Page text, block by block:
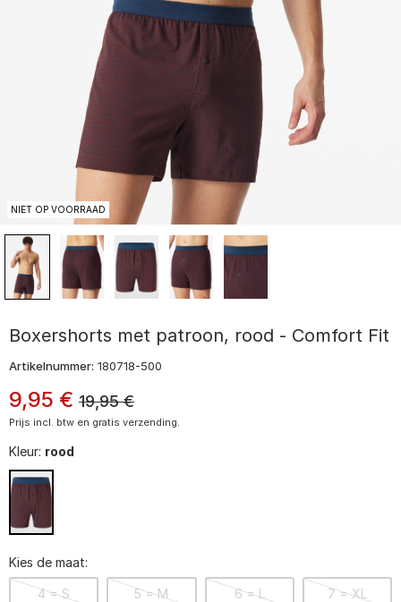
NIET OP VOORRAAD
Boxershorts met patroon, rood - Comfort Fit
Artikelnummer: 180718-500
9,95 € 19,95€
Prijs incl. btw en gratis verzending.
Kleur: rood
Kies de maat:
4 = S 5 = M 6 = L 7 = XL